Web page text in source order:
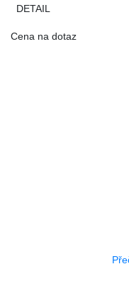
DETAIL
Cena na dotaz